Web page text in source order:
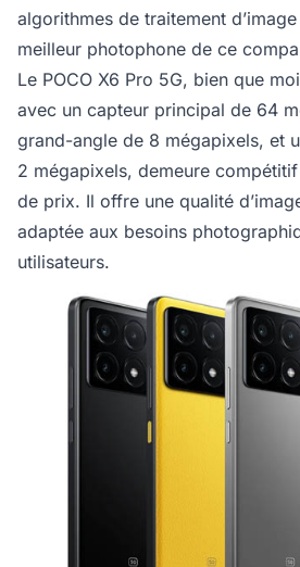
algorithmes de traitement d’image
meilleur photophone de ce
Le POCO X6 Pro 5G, bien que
avec un capteur principal de 64
grand-angle de 8 mégapixels, et
2 mégapixels, demeure
de prix. Il offre une qualité
adaptée aux besoins
utilisateurs.